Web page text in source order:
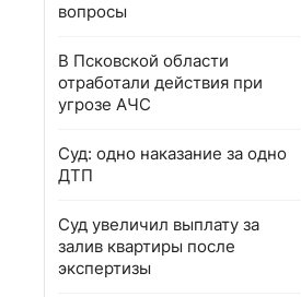
вопросы
В Псковской области
отработали действия при
угрозе АЧС
Суд: одно наказание за одно
ДТП
Суд увеличил выплату за
залив квартиры после
экспертизы